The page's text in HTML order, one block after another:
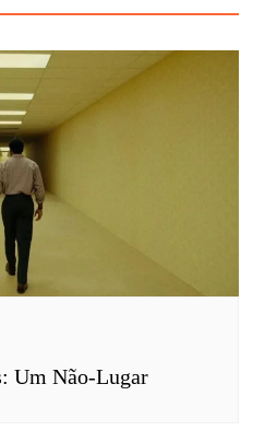
Um Não-Lugar